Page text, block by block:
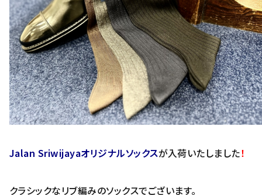
Jalan Sriwijayaオリジナルソックスが入荷いたしました！
クラシックなリブ編みのソックスでございます。